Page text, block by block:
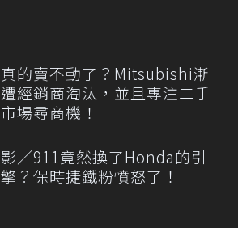
真的賣不動了？Mitsubishi漸
遭經銷商淘汰，並且專注二手
市場尋商機！
影／911竟然換了Honda的引
擎？保時捷鐵粉憤怒了！